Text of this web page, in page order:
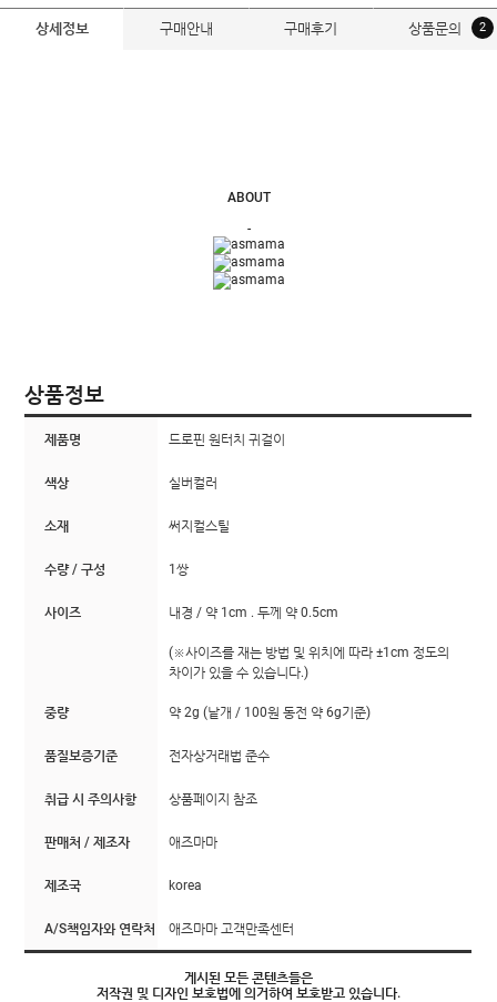
상세정보 구매안내 구매후기 2
상품문의
ABOUT
-
상품정보
제품명 드로핀 원터치 귀걸이
색상 실버컬러
소재 써지컬스틸
수량 / 구성 1쌍
사이즈 내경 / 약 1cm . 두께 약 0.5cm
(※사이즈를 재는 방법 및 위치에 따라 ±1cm 정도의
차이가 있을 수 있습니다.)
중량 약 2g (낱개 / 100원 동전 약 6g기준)
품질보증기준 전자상거래법 준수
취급 시 주의사항 상품페이지 참조
판매처 / 제조자 애즈마마
제조국 korea
A/S책임자와 연락처 애즈마마 고객만족센터
게시된 모든 콘텐츠들은
저작권 및 디자인 보호법에 의거하여 보호받고 있습니다.